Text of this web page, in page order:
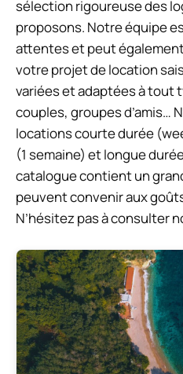
sélection rigoureuse des
proposons. Notre équipe
attentes et peut
votre projet de location
variées et adaptées à tout
couples, groupes d’amis…
locations courte durée
(1 semaine) et longue
catalogue contient un
peuvent convenir aux
N’hésitez pas à consulter